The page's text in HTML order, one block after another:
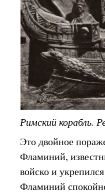
Римский корабль.
Это двойное
Фламиний,
войско и
Фламиний